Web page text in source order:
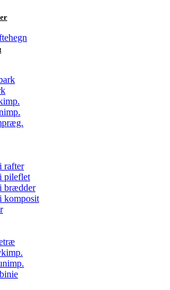
rafter
pileflet
brædder
komposit